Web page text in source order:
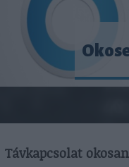
Távkapcsolat okosan